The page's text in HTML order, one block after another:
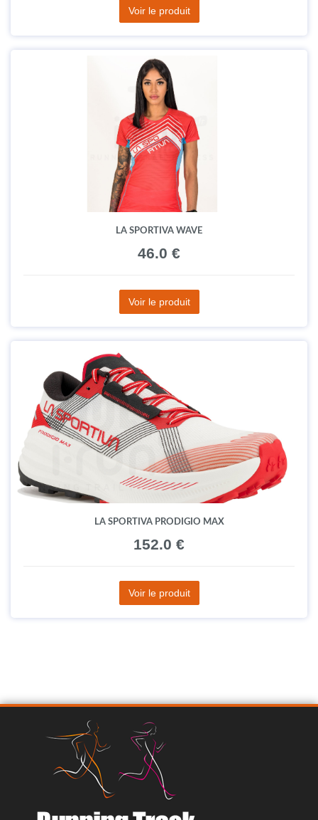
Voir le produit
LA SPORTIVA WAVE
46.0 €
Voir le produit
LA SPORTIVA PRODIGIO MAX
152.0 €
Voir le produit